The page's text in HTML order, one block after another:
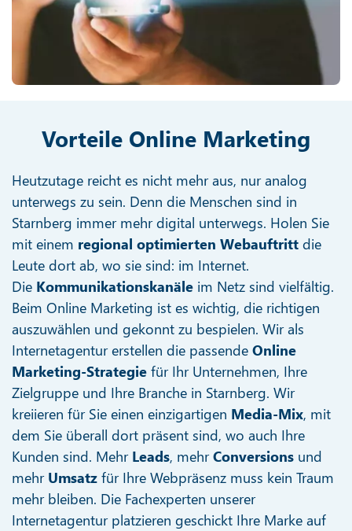
Vorteile Online Marketing
Heutzutage reicht es nicht mehr aus, nur analog
unterwegs zu sein. Denn die Menschen sind in
Starnberg immer mehr digital unterwegs. Holen Sie
mit einem regional optimierten Webauftritt die
Leute dort ab, wo sie sind: im Internet.
Die Kommunikationskanäle im Netz sind vielfältig.
Beim Online Marketing ist es wichtig, die richtigen
auszuwählen und gekonnt zu bespielen. Wir als
Internetagentur erstellen die passende Online
Marketing-Strategie für Ihr Unternehmen, Ihre
Zielgruppe und Ihre Branche in Starnberg. Wir
kreiieren für Sie einen einzigartigen Media-Mix, mit
dem Sie überall dort präsent sind, wo auch Ihre
Kunden sind. Mehr Leads, mehrConversions und
mehr Umsatz für Ihre Webpräsenz muss kein Traum
mehr bleiben. Die Fachexperten unserer
Internetagentur platzieren geschickt Ihre Marke auf